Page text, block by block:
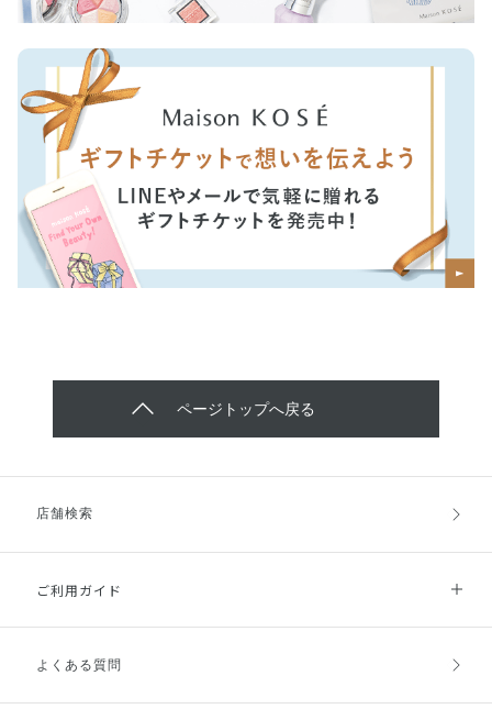
ページトップへ戻る
店舗検索
ご利用ガイド
ご利用ガイドトップ
よくある質問